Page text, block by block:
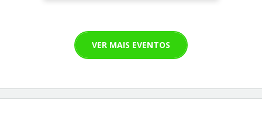
VER MAIS EVENTOS